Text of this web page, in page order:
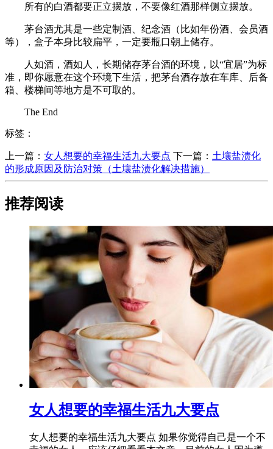
所有的白酒都要正立摆放，不要像红酒那样侧立摆放。
茅台酒尤其是一些定制酒、纪念酒（比如年份酒、会员酒
等），盒子本身比较扁平，一定要瓶口朝上储存。
人如酒，酒如人，长期储存茅台酒的环境，以“宜居”为标
准，即你愿意在这个环境下生活，把茅台酒存放在车库、后备
箱、楼梯间等地方是不可取的。
The End
标签：
上一篇： ​女人想要的幸福生活九大要点 下一篇： ​土壤盐渍化
的形成原因及防治对策（土壤盐渍化解决措施）
推荐阅读
​女人想要的幸福生活九大要点
女人想要的幸福生活九大要点 如果你觉得自己是一个不